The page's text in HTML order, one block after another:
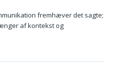
fremhæver det sagte;
af kontekst og